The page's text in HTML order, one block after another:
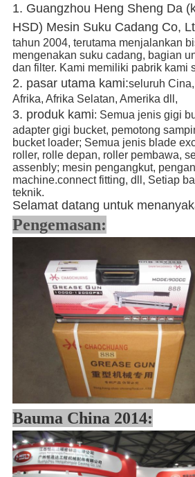
1. Guangzhou Heng Sheng Da
HSD) Mesin Suku Cadang Co,
tahun 2004, terutama menjalankan
mengenakan suku cadang, bagian
dan filter. Kami memiliki pabrik kami
2. pasar utama kami:seluruh
Afrika, Afrika Selatan, Amerika dll,
3. produk kami: Semua jenis gigi
adapter gigi bucket, pemotong
bucket loader; Semua jenis blade
roller, rolle depan, roller pembawa,
assenbly; mesin pengangkut,
machine.connect fitting, dll, Setiap
teknik.
Selamat datang untuk
Pengemasan:
Bauma China 2014: